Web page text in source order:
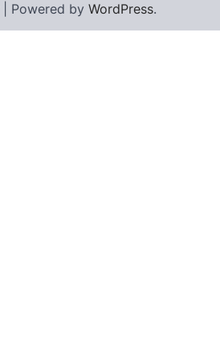
| Powered by WordPress.